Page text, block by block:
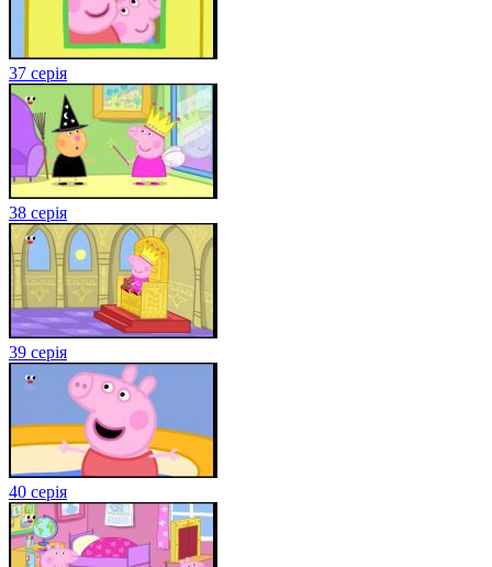
37 серія
38 серія
39 серія
40 серія